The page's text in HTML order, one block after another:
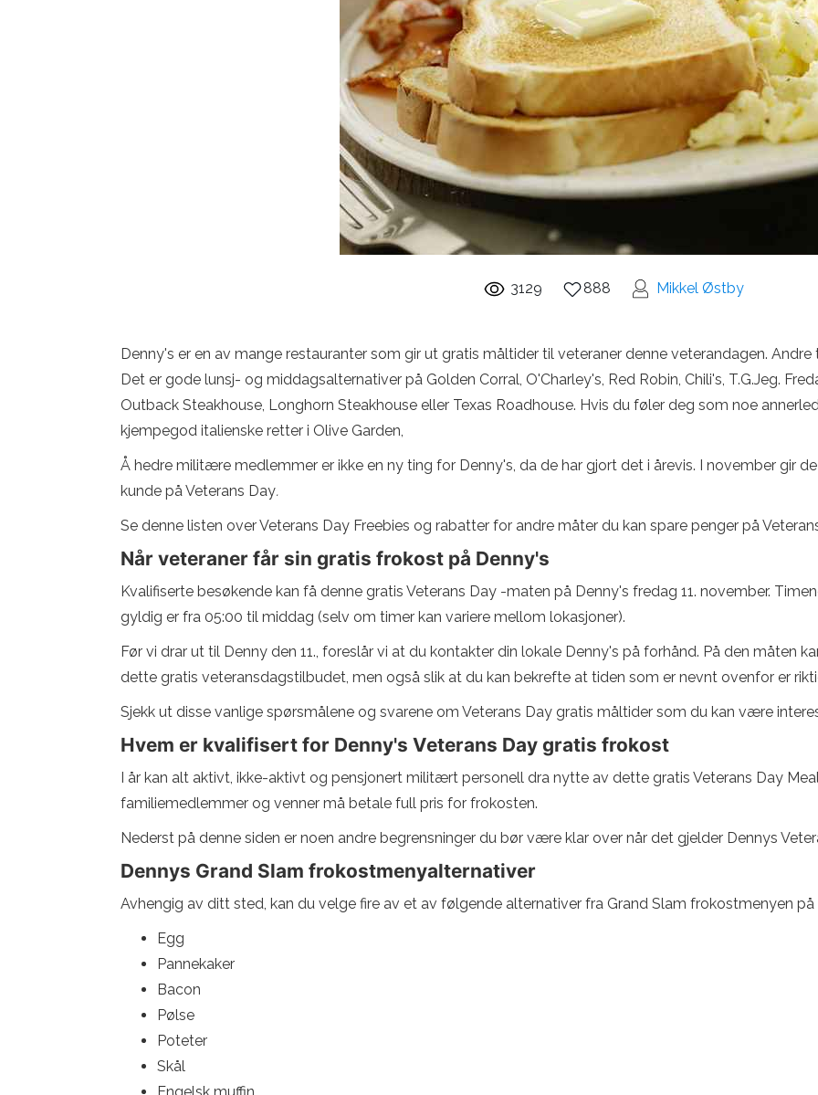
3129 888 Mikkel Østby
Denny's er en av mange restauranter som gir ut gratis måltider til veteraner denne veterandagen.
Det er gode lunsj- og middagsalternativer på Golden Corral, O'Charley's, Red Robin, Chili's, T.G.Jeg.
Outback Steakhouse, Longhorn Steakhouse eller Texas Roadhouse. Hvis du føler deg som noe
kjempegod italienske retter i Olive Garden,
Å hedre militære medlemmer er ikke en ny ting for Denny's, da de har gjort det i årevis. I november gir
kunde på Veterans Day.
Se denne listen over Veterans Day Freebies og rabatter for andre måter du kan spare penger på
Når veteraner får sin gratis frokost på Denny's
Kvalifiserte besøkende kan få denne gratis Veterans Day -maten på Denny's fredag ​​11. november.
gyldig er fra 05:00 til middag (selv om timer kan variere mellom lokasjoner).
Før vi drar ut til Denny den 11., foreslår vi at du kontakter din lokale Denny's på forhånd. På den måten
dette gratis veteransdagstilbudet, men også slik at du kan bekrefte at tiden som er nevnt ovenfor er
Sjekk ut disse vanlige spørsmålene og svarene om Veterans Day gratis måltider som du kan være
Hvem er kvalifisert for Denny's Veterans Day gratis frokost
I år kan alt aktivt, ikke-aktivt og pensjonert militært personell dra nytte av dette gratis Veterans Day
familiemedlemmer og venner må betale full pris for frokosten.
Nederst på denne siden er noen andre begrensninger du bør være klar over når det gjelder Dennys
Dennys Grand Slam frokostmenyalternativer
Avhengig av ditt sted, kan du velge fire av et av følgende alternativer fra Grand Slam frokostmenyen på
Egg
Pannekaker
Bacon
Pølse
Poteter
Skål